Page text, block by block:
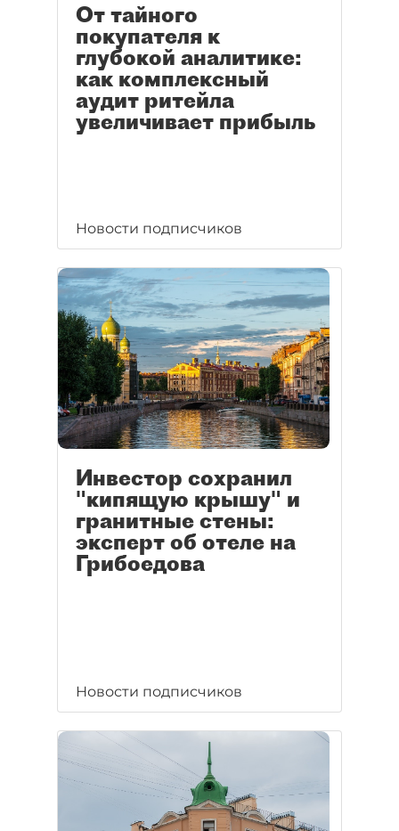
От тайного
покупателя к
глубокой аналитике:
как комплексный
аудит ритейла
увеличивает прибыль
Новости подписчиков
Инвестор сохранил
"кипящую крышу" и
гранитные стены:
эксперт об отеле на
Грибоедова
Новости подписчиков